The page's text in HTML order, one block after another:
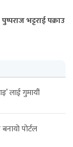
भट्टराई पक्राउ
लाई गुमायौं
पोर्टल